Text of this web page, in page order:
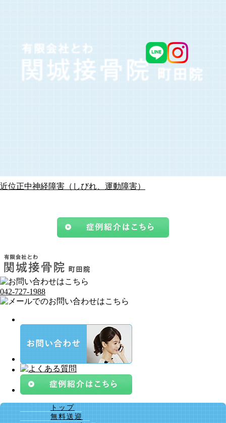
近位正中神経障害（しびれ、運動障害）
042-727-1988
トップ
無料送迎